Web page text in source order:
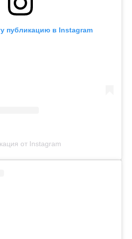
публикацию в Instagram
от Instagram